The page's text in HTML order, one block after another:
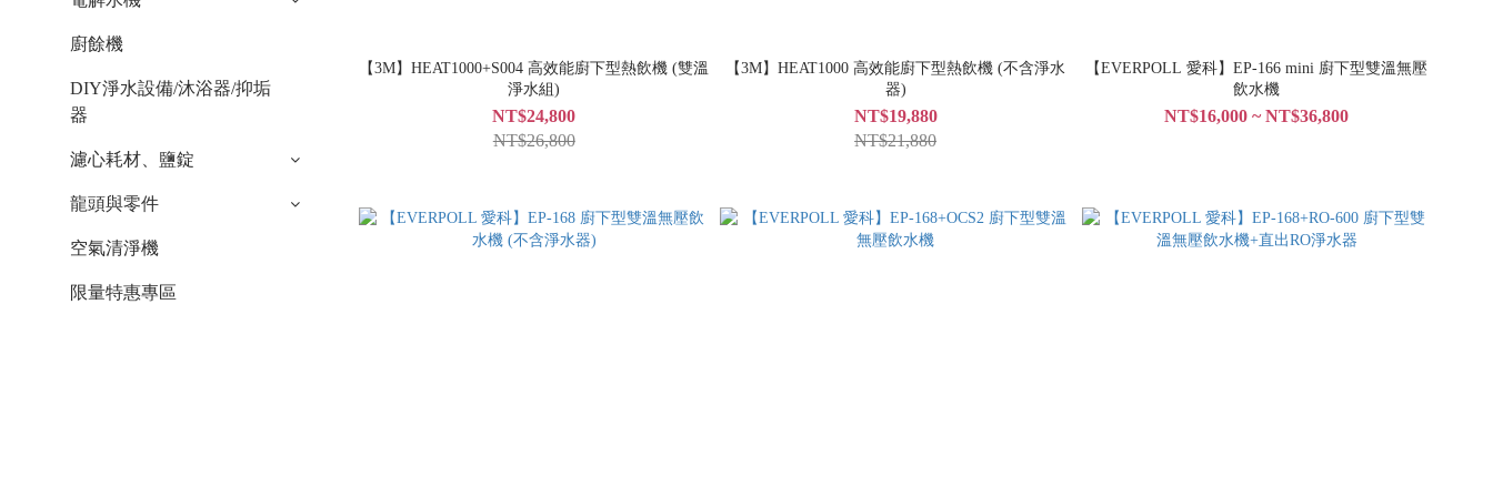
廚餘機
DIY淨水設備/沐浴器/抑垢
器
濾心耗材、鹽錠
龍頭與零件
空氣清淨機
限量特惠專區
【3M】HEAT1000+S004 高效能廚下型熱飲機 (雙溫
淨水組)
NT$24,800
NT$26,800
【3M】HEAT1000 高效能廚下型熱飲機 (不含淨水
器)
NT$19,880
NT$21,880
【EVERPOLL 愛科】EP-166 mini 廚下型雙溫無壓
飲水機
NT$16,000 ~ NT$36,800